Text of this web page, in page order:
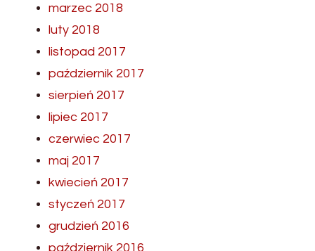
marzec 2018
luty 2018
listopad 2017
październik 2017
sierpień 2017
lipiec 2017
czerwiec 2017
maj 2017
kwiecień 2017
styczeń 2017
grudzień 2016
październik 2016